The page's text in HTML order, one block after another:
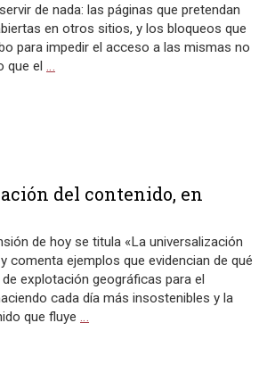
de nada: las páginas que pretendan
en otros sitios, y los bloqueos que
para impedir el acceso a las mismas no
que el …
del contenido, en
de hoy se titula «La universalización
comenta ejemplos que evidencian de qué
explotación geográficas para el
cada día más insostenibles y la
que fluye …